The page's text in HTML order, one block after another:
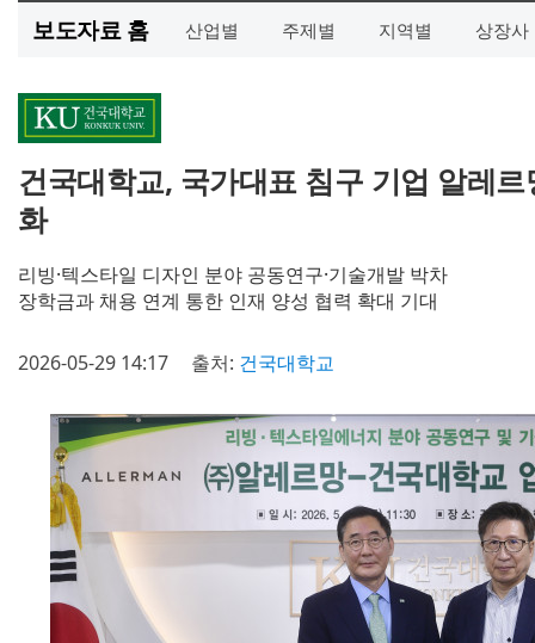
보도자료 홈 산업별 주제별 지역별 상장사
건국대학교, 국가대표 침구 기업 알레
화
리빙·텍스타일 디자인 분야 공동연구·기술개발 박차
장학금과 채용 연계 통한 인재 양성 협력 확대 기대
2026-05-29 14:17 출처: 건국대학교